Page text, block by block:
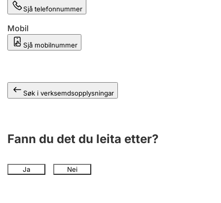
Sjå telefonnummer
Mobil
Sjå mobilnummer
Søk i verksemdsopplysningar
Fann du det du leita etter?
Ja Nei